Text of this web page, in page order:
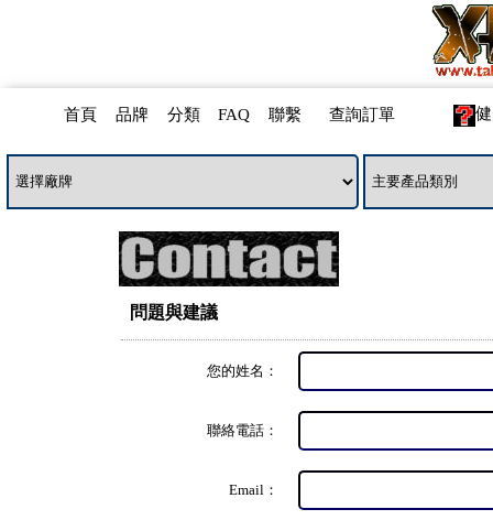
首頁 品牌 分類 FAQ 聯繫 查詢訂單
問題與建議
您的姓名：
聯絡電話：
Email：